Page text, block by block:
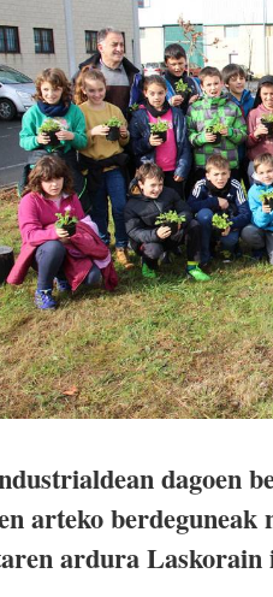
dagoen
arteko berdeguneak
ardura Laskorain